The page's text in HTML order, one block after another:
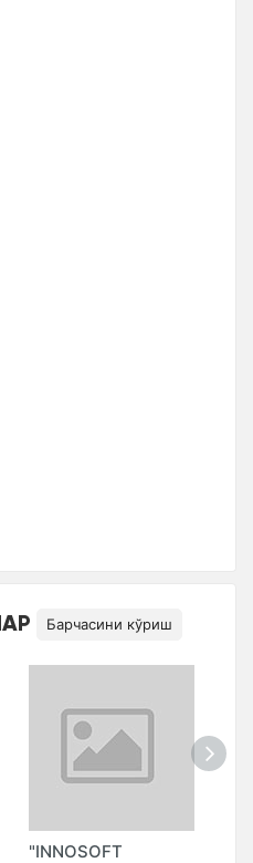
Барчасини кўриш
"INNOSOFT